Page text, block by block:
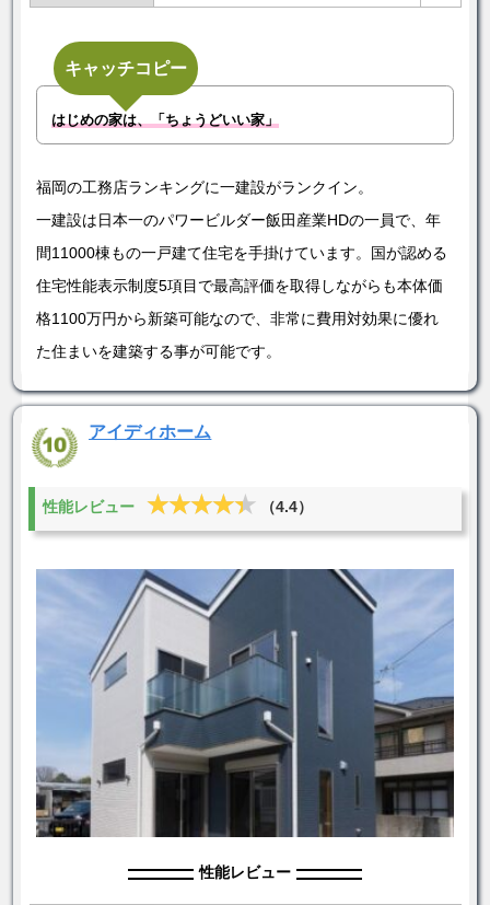
キャッチコピー
はじめの家は、「ちょうどいい家」
福岡の工務店ランキングに一建設がランクイン。
一建設は日本一のパワービルダー飯田産業HDの一員で、年
間11000棟もの一戸建て住宅を手掛けています。国が認める
住宅性能表示制度5項目で最高評価を取得しながらも本体価
格1100万円から新築可能なので、非常に費用対効果に優れ
た住まいを建築する事が可能です。
アイディホーム
性能レビュー ★★★★★
★★★★★ （4.4）
性能レビュー